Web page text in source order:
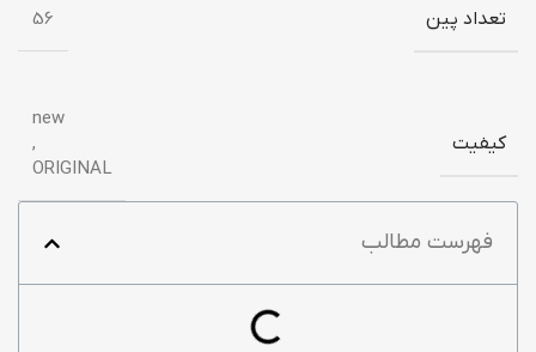
تعداد پین 56
کیفیت
new
,
ORIGINAL
فهرست مطالب